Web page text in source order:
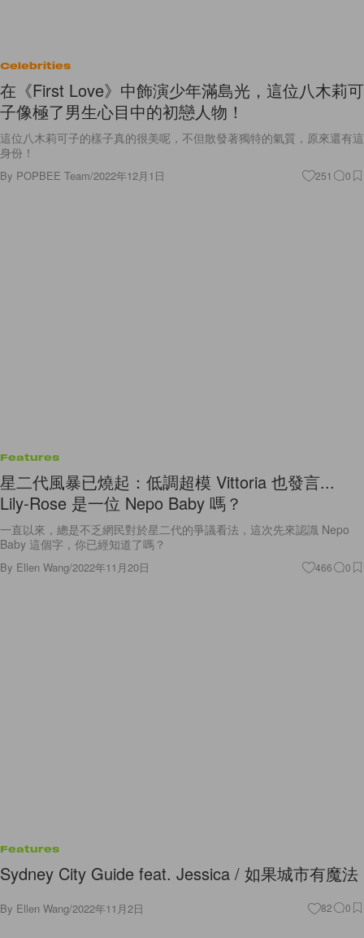
Celebrities
在《First Love》中飾演少年滿島光，這位八木莉可
子像極了男生心目中的初戀人物！
這位八木莉可子的樣子真的很美呢，不但散發著獨特的氣質，原來還有這
身份！
By POPBEE Team/2022年12月1日 251 0
Features
星二代風暴已燒起：低調超模 Vittoria 也發言...
Lily-Rose 是一位 Nepo Baby 嗎？
一直以來，總是不乏網民對於星二代的爭議看法，這次先來認識 Nepo
Baby 這個字，你已經知道了嗎？
By Ellen Wang/2022年11月20日 466 0
Features
Sydney City Guide feat. Jessica / 如果城市有魔法
By Ellen Wang/2022年11月2日 82 0